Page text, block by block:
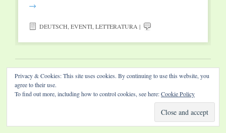
→
DEUTSCH,EVENTI,LETTERATURA |
Website by Diamond Visions
Privacy & Cookies: This site uses cookies. By continuing to use this website, you
agree to their use.
To find out more, including how to control cookies, see here:Cookie Policy